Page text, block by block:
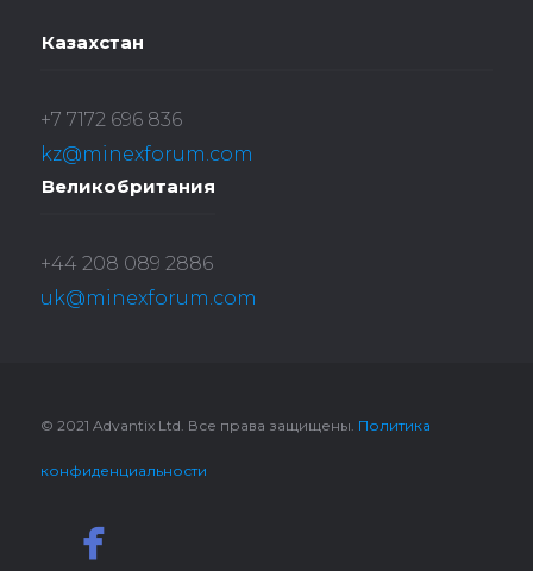
Казахстан
+7 7172 696 836
kz@minexforum.com
Великобритания
+44 208 089 2886
uk@minexforum.com
© 2021 Advantix Ltd. Все права защищены. Политика
конфиденциальности